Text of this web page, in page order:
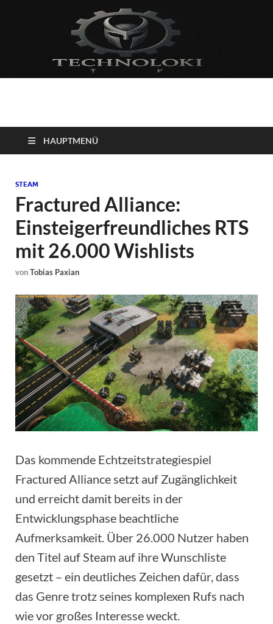
Technoloki: Gaming
und Entertainment
News
Blockbuster, Indie-Perlen und Retro-Klassiker.
HAUPTMENÜ
STEAM
Fractured Alliance:
Einsteigerfreundliches RTS
mit 26.000 Wishlists
vonTobias Paxian
Das kommende Echtzeitstrategiespiel
Fractured Alliance setzt auf Zugänglichkeit
und erreicht damit bereits in der
Entwicklungsphase beachtliche
Aufmerksamkeit. Über 26.000 Nutzer haben
den Titel auf Steam auf ihre Wunschliste
gesetzt – ein deutliches Zeichen dafür, dass
das Genre trotz seines komplexen Rufs nach
wie vor großes Interesse weckt.